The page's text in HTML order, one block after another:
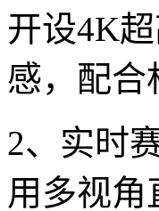
开设4K
感，配合
2、实时
用多视角